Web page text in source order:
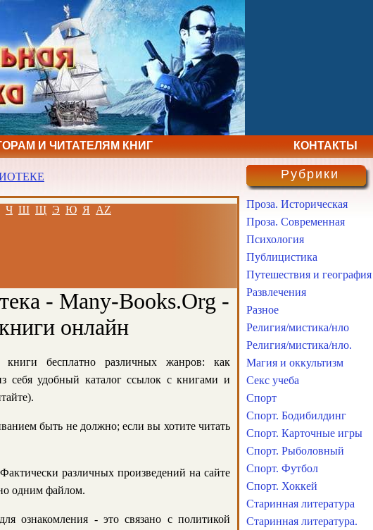
И ЧИТАТЕЛЯМ КНИГ КОНТАКТЫ
Ч Ш Щ Э Ю Я AZ
- Many-Books.Org -
онлайн
бесплатно различных жанров: как
себя удобный каталог ссылок с книгами и
быть не должно; если вы хотите читать
различных произведений на сайте
одним файлом.
ознакомления - это связано с политикой
Рубрики
Проза. Историческая
Проза. Современная
Психология
Публицистика
Путешествия и география
Развлечения
Разное
Религия/мистика/нло
Религия/мистика/нло.
Магия и оккультизм
Секс учеба
Спорт
Спорт. Бодибилдинг
Спорт. Карточные игры
Спорт. Рыболовный
Спорт. Футбол
Спорт. Хоккей
Старинная литература
Старинная литература.